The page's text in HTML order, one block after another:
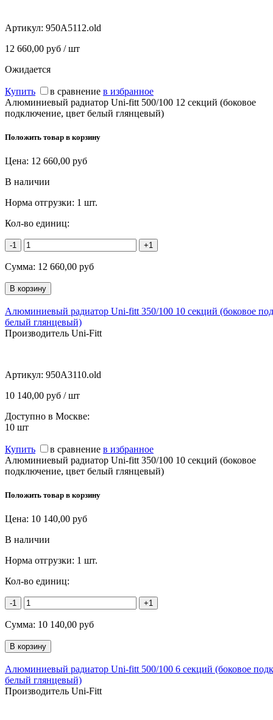
Артикул: 950A5112.old
12 660,00 руб / шт
Ожидается
Купить в сравнение в избранное
Алюминиевый радиатор Uni-fitt 500/100 12 секций (боковое
подключение, цвет белый глянцевый)
Положить товар в корзину
Цена: 12 660,00 руб
В наличии
Норма отгрузки: 1 шт.
Кол-во единиц:
-1 +1
Сумма: 12 660,00 руб
Алюминиевый радиатор Uni-fitt 350/100 10 секций (боковое
белый глянцевый)
Производитель Uni-Fitt
Артикул: 950A3110.old
10 140,00 руб / шт
Доступно в Москве:
10 шт
Купить в сравнение в избранное
Алюминиевый радиатор Uni-fitt 350/100 10 секций (боковое
подключение, цвет белый глянцевый)
Положить товар в корзину
Цена: 10 140,00 руб
В наличии
Норма отгрузки: 1 шт.
Кол-во единиц:
-1 +1
Сумма: 10 140,00 руб
Алюминиевый радиатор Uni-fitt 500/100 6 секций (боковое
белый глянцевый)
Производитель Uni-Fitt